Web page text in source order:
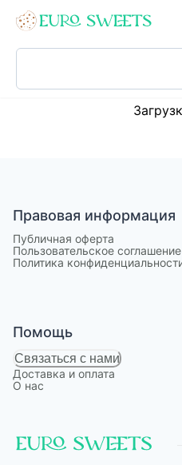
Правовая информация
Публичная оферта
Пользовательское соглашение
Политика
Помощь
Связаться с нами
Доставка и оплата
О нас